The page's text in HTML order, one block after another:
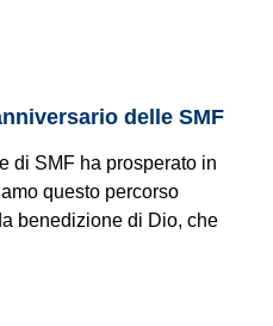
delle SMF
di SMF ha prosperato in
questo percorso
benedizione di Dio, che